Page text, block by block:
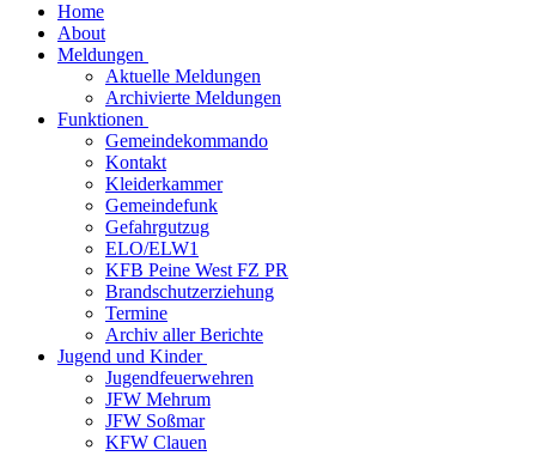
Home
About
Meldungen
Aktuelle Meldungen
Archivierte Meldungen
Funktionen
Gemeindekommando
Kontakt
Kleiderkammer
Gemeindefunk
Gefahrgutzug
ELO/ELW1
KFB Peine West FZ PR
Brandschutzerziehung
Termine
Archiv aller Berichte
Jugend und Kinder
Jugendfeuerwehren
JFW Mehrum
JFW Soßmar
KFW Clauen